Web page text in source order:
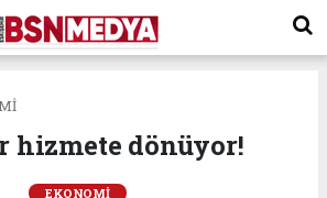
hizmete dönüyor!
EKONOMİ